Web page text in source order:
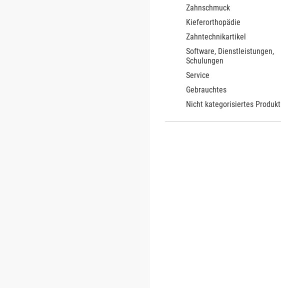
Zahnschmuck
Kieferorthopädie
Zahntechnikartikel
Software, Dienstleistungen,
Schulungen
Service
Gebrauchtes
Nicht kategorisiertes Produkt